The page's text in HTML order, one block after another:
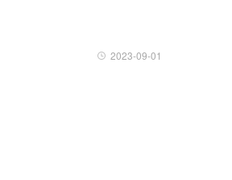
2023-09-01